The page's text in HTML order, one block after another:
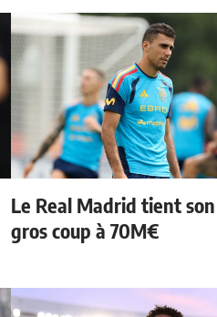
Le Real Madrid tient
gros coup à 70M€